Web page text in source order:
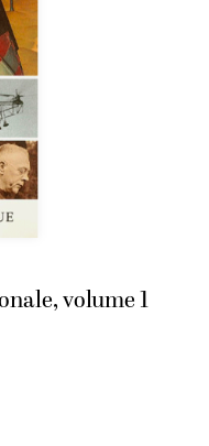
volume 1